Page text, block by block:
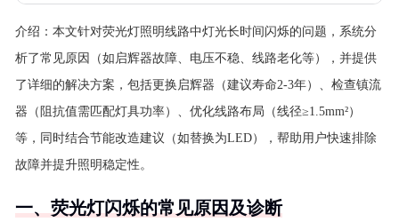
介绍： 本文针对荧光灯照明线路中灯光长时间闪烁的问题，系统分
析了常见原因（如启辉器故障、电压不稳、线路老化等），并提供
了详细的解决方案，包括更换启辉器（建议寿命2-3年）、检查镇流
器（阻抗值需匹配灯具功率）、优化线路布局（线径≥1.5mm²）
等，同时结合节能改造建议（如替换为LED），帮助用户快速排除
故障并提升照明稳定性。
一、荧光灯闪烁的常见原因及诊断